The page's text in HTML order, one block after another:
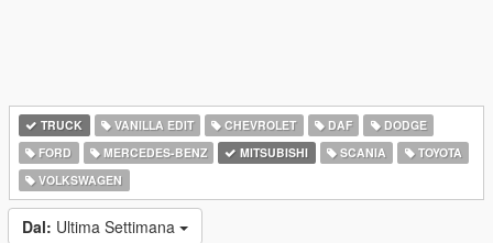
TRUCK VANILLA EDIT CHEVROLET DAF
DODGE
FORD
MERCEDES-BENZ MITSUBISHI SCANIA
TOYOTA
VOLKSWAGEN
Dal: Ultima Settimana